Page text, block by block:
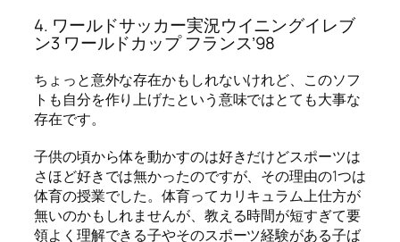
4. ワールドサッカー実況ウイニングイレブ
ン3 ワールドカップ フランス’98
ちょっと意外な存在かもしれないけれど、このソフ
トも自分を作り上げたという意味ではとても大事な
存在です。
子供の頃から体を動かすのは好きだけどスポーツは
さほど好きでは無かったのですが、その理由の1つは
体育の授業でした。体育ってカリキュラム上仕方が
無いのかもしれませんが、教える時間が短すぎて要
領よく理解できる子やそのスポーツ経験がある子ば